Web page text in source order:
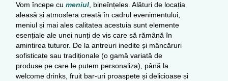
Vom începe cumeniul , bineînțeles. Alături de locația
aleasă și atmosfera creată în cadrul evenimentului,
meniul și mai ales calitatea acestuia sunt elemente
esențiale ale unei nunți de vis care să rămână în
amintirea tuturor. De la antreuri inedite și mâncăruri
sofisticate sau tradiționale (o gamă variată de
produse pe care le putem personaliza), până la
welcome drinks, fruit bar-uri proaspete și delicioase și